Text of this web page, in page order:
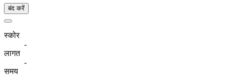
बंद करें
स्कोर
-
लागत
-
समय